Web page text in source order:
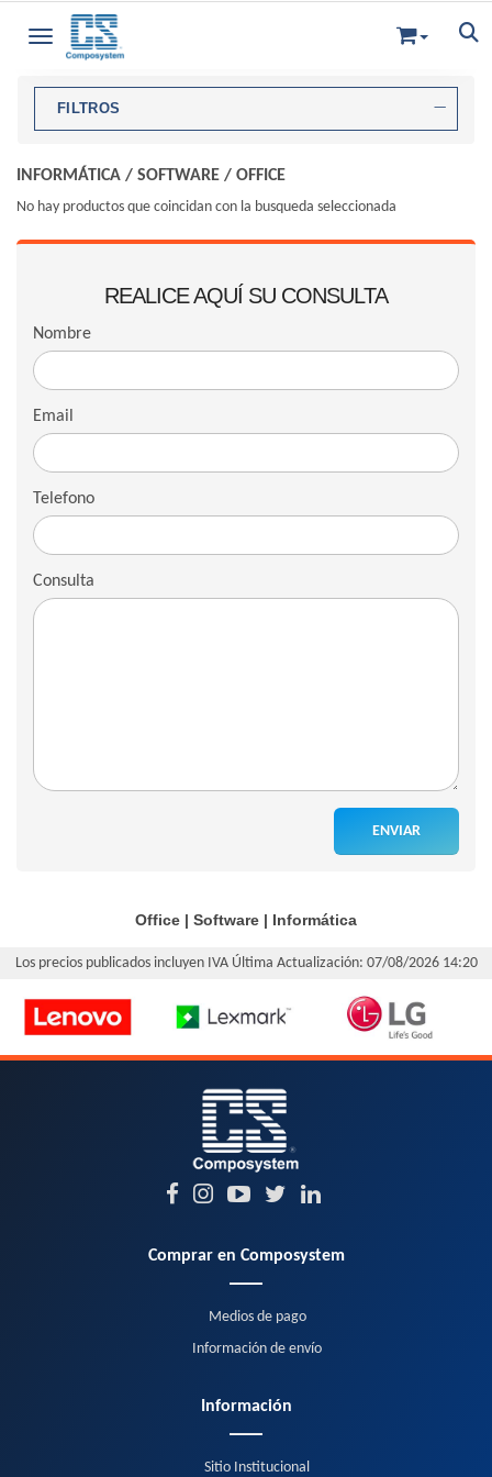
Toggle navigation
FILTROS
INFORMÁTICA / SOFTWARE / OFFICE
No hay productos que coincidan con la busqueda seleccionada
REALICE AQUÍ SU CONSULTA
Nombre
Email
Telefono
Consulta
ENVIAR
Office | Software | Informática
Los precios publicados incluyen IVA Última Actualización: 07/08/2026 14:20
Comprar en Composystem
Medios de pago
Información de envío
Información
Sitio Institucional